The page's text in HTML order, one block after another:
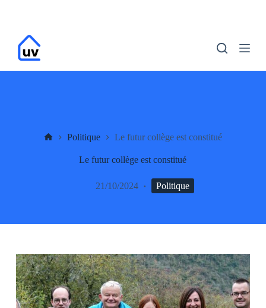
UV Politique Le futur collège est constitué
Le futur collège est constitué
21/10/2024 Politique